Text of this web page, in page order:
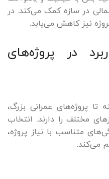
در سازه کمک می‌کند. در
نیز کاهش می‌یابد.
در پروژه‌های
تا پروژه‌های عمرانی بزرگ،
مختلف را دارند. انتخاب
متناسب با نیاز پروژه،
می‌کند.